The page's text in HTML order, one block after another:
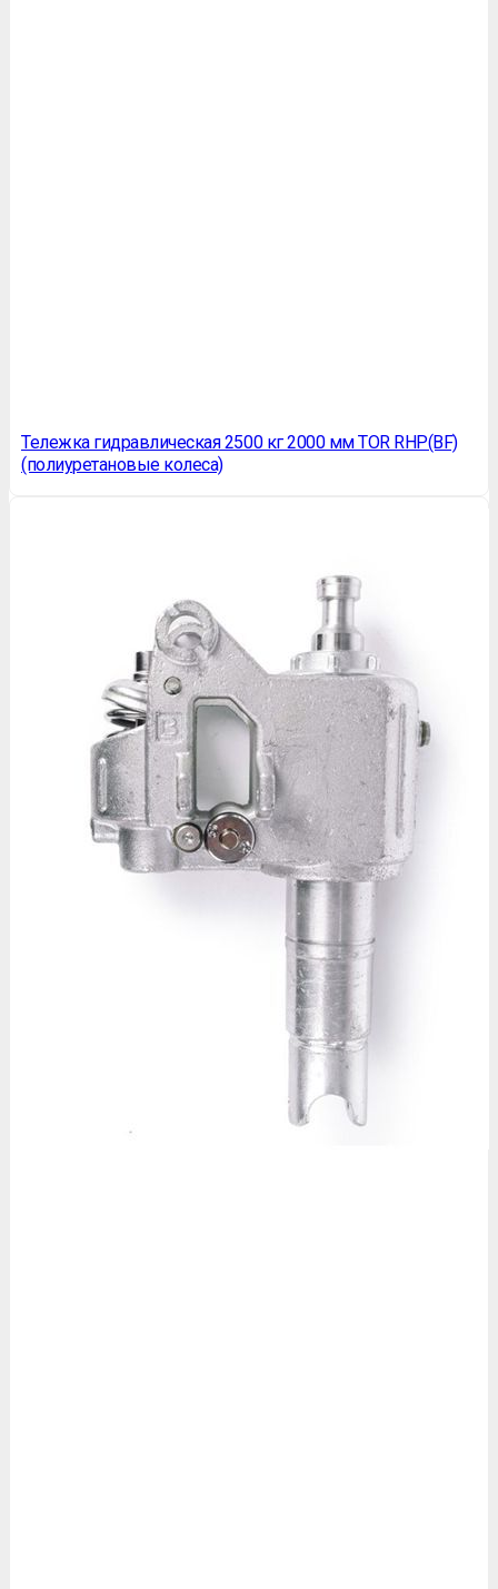
Тележка гидравлическая 2500 кг 2000 мм TOR RHP(BF)
(полиуретановые колеса)